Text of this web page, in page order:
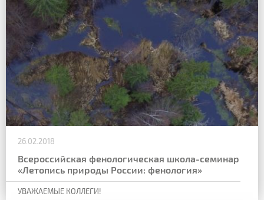
26.02.2018
Всероссийская фенологическая школа-семинар
«Летопись природы России: фенология»
УВАЖАЕМЫЕ КОЛЛЕГИ!